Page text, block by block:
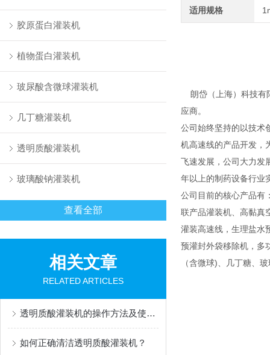
胶原蛋白灌装机
植物蛋白灌装机
玻尿酸含微球灌装机
几丁糖灌装机
透明质酸灌装机
玻璃酸钠灌装机
查看全部
相关文章
RELATED ARTICLES
透明质酸灌装机的操作方法及使用注意事项
如何正确清洁透明质酸灌装机？
适用规格
朗岱（上海）科技有
应商。
公司始终坚持的以技术
机高速线的产品开发，
飞速发展，公司大力发
年以上的制药设备行业
公司目前的核心产品有
联产品灌装机、高黏真
灌装高速线，生理盐水
预灌封外袋移除机，多
（含微球)、几丁糖、